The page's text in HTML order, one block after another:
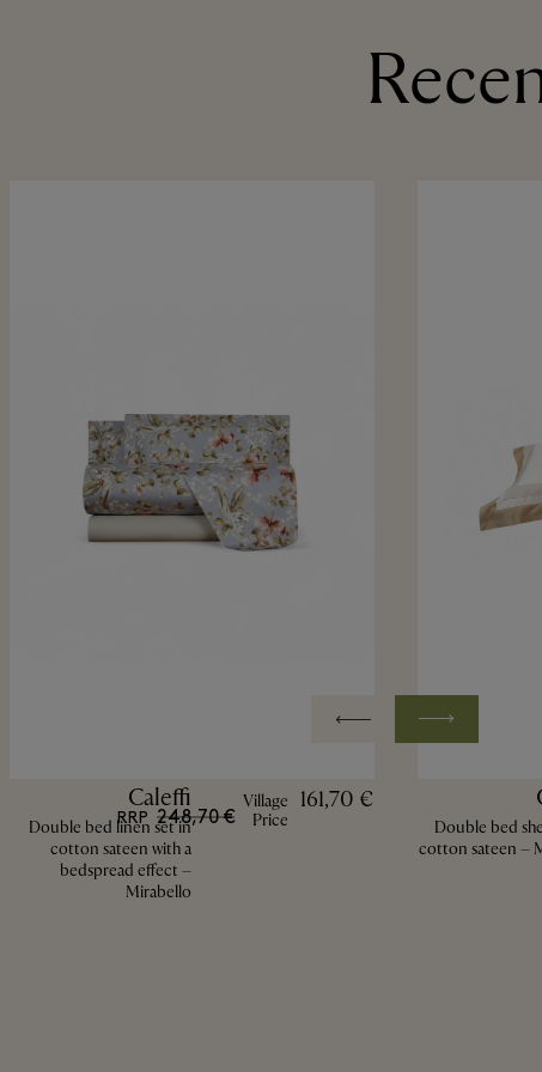
Caleffi
Double bed linen set in
cotton sateen with a
bedspread effect –
Mirabello
Village
Price
161,70 €
RRP 248,70 €
Double bed
cotton sateen –